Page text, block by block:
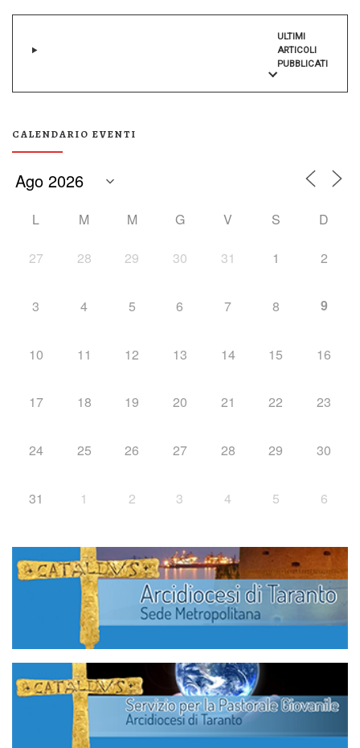
ULTIMI
ARTICOLI
PUBBLICATI
CALENDARIO EVENTI
L M M G V S D
27 28 29 30 31 1 2
3 4 5 6 7 8 9
10 11 12 13 14 15 16
17 18 19 20 21 22 23
24 25 26 27 28 29 30
31 1 2 3 4 5 6